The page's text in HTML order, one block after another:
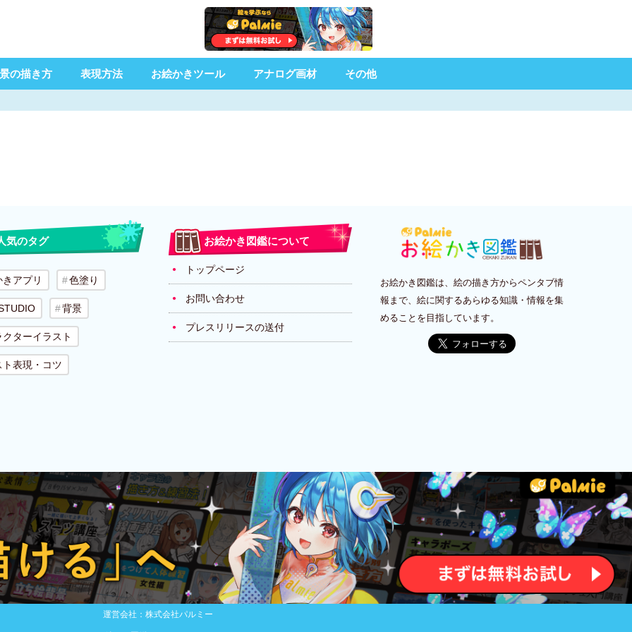
の描き方 表現方法 お絵かきツール アナログ画材 その他
気のタグ
アプリ 色塗り
背景
ターイラスト
ト表現・コツ
お絵かき図鑑について
トップページ
お問い合わせ
プレスリリースの送付
お絵かき図鑑は、絵の描き方からペンタブ情
報まで、絵に関するあらゆる知識・情報を集
めることを目指しています。
運営会社：株式会社パルミー